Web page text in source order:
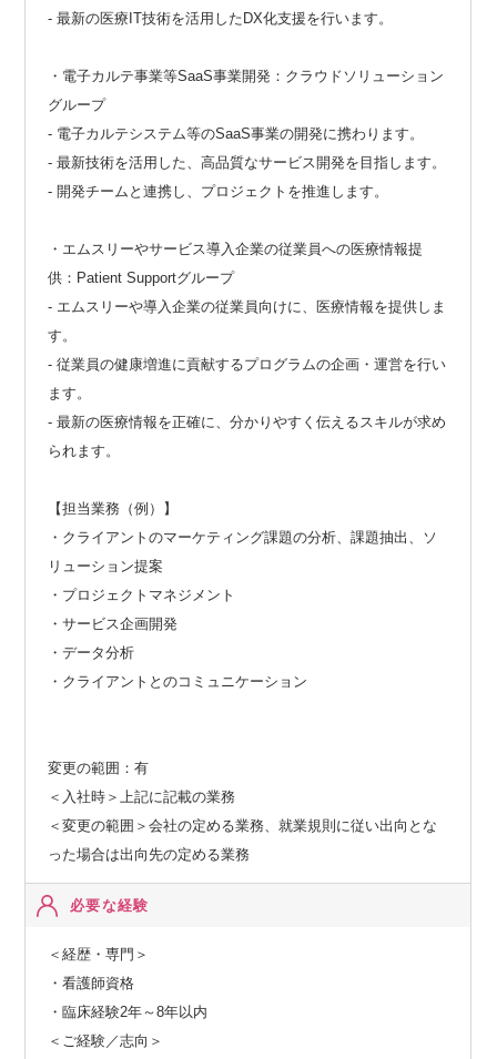
- 最新の医療IT技術を活用したDX化支援を行います。
・電子カルテ事業等SaaS事業開発：クラウドソリューション
グループ
- 電子カルテシステム等のSaaS事業の開発に携わります。
- 最新技術を活用した、高品質なサービス開発を目指します。
- 開発チームと連携し、プロジェクトを推進します。
・エムスリーやサービス導入企業の従業員への医療情報提
供：Patient Supportグループ
- エムスリーや導入企業の従業員向けに、医療情報を提供しま
す。
- 従業員の健康増進に貢献するプログラムの企画・運営を行い
ます。
- 最新の医療情報を正確に、分かりやすく伝えるスキルが求め
られます。
【担当業務（例）】
・クライアントのマーケティング課題の分析、課題抽出、ソ
リューション提案
・プロジェクトマネジメント
・サービス企画開発
・データ分析
・クライアントとのコミュニケーション
変更の範囲：有
＜入社時＞上記に記載の業務
＜変更の範囲＞会社の定める業務、就業規則に従い出向とな
った場合は出向先の定める業務
必要な経験
＜経歴・専門＞
・看護師資格
・臨床経験2年～8年以内
＜ご経験／志向＞